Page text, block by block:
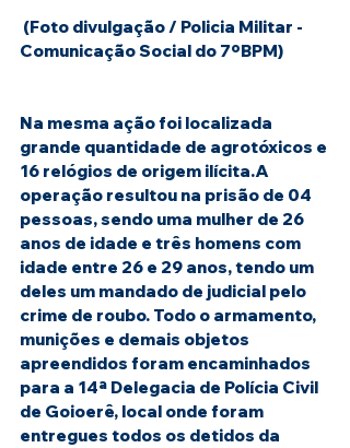
Comunicação Social do 7ºBPM)
Na mesma ação foi localizada
grande quantidade de agrotóxicos e
16 relógios de origem ilícita.A
operação resultou na prisão de 04
pessoas, sendo uma mulher de 26
anos de idade e três homens com
idade entre 26 e 29 anos, tendo um
deles um mandado de judicial pelo
crime de roubo. Todo o armamento,
munições e demais objetos
apreendidos foram encaminhados
para a 14ª Delegacia de Polícia Civil
de Goioerê, local onde foram
entregues todos os detidos da